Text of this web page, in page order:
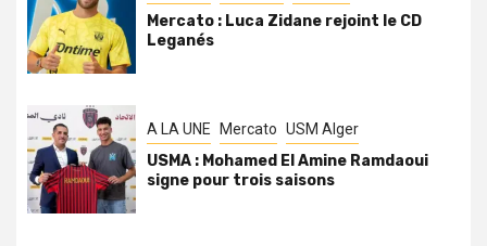
Mercato : Luca Zidane rejoint le CD
Leganés
A LA UNE Mercato USM Alger
USMA : Mohamed El Amine Ramdaoui
signe pour trois saisons